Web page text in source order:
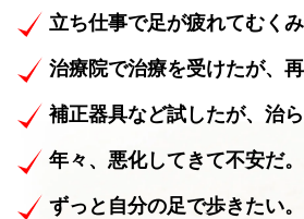
立ち仕事で足が疲れてむくみ
治療院で治療を受けたが、再
補正器具など試したが、治ら
年々、悪化してきて不安だ。
ずっと自分の足で歩きたい。